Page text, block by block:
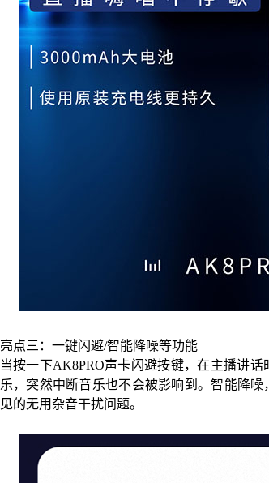
亮点三：一键闪避/智能降噪等功能
当按一下AK8PRO声卡闪避按键，在主播讲
乐，突然中断音乐也不会被影响到。智能降
见的无用杂音干扰问题。